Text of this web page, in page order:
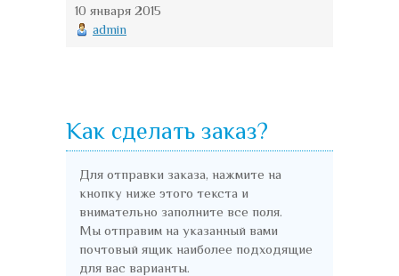
10 января 2015
admin
Как сделать заказ?
Для отправки заказа, нажмите на
кнопку ниже этого текста и
внимательно заполните все поля.
Мы отправим на указанный вами
почтовый ящик наиболее подходящие
для вас варианты.